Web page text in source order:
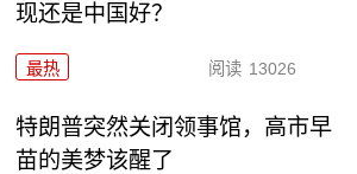
现还是中国好？
最热 阅读 13026
特朗普突然关闭领事馆，高市早
苗的美梦该醒了